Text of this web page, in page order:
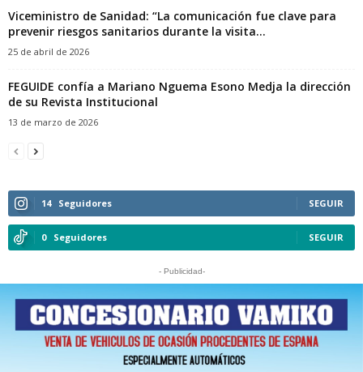
Viceministro de Sanidad: “La comunicación fue clave para
prevenir riesgos sanitarios durante la visita...
25 de abril de 2026
FEGUIDE confía a Mariano Nguema Esono Medja la dirección
de su Revista Institucional
13 de marzo de 2026
14 Seguidores SEGUIR
0 Seguidores SEGUIR
- Publicidad-